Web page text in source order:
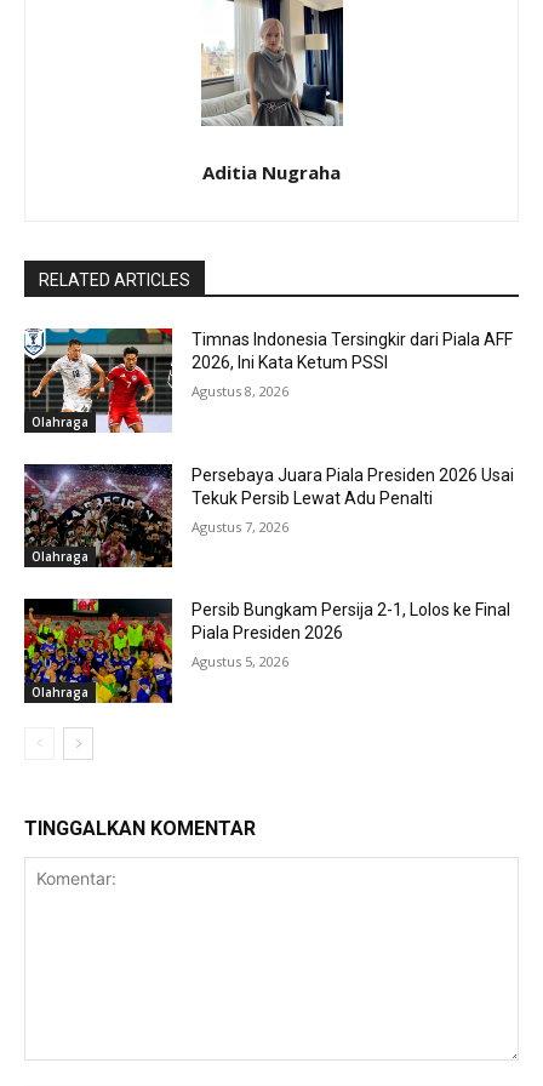
Aditia Nugraha
RELATED ARTICLES
Olahraga
Timnas Indonesia Tersingkir dari Piala AFF
2026, Ini Kata Ketum PSSI
Agustus 8, 2026
Olahraga
Persebaya Juara Piala Presiden 2026 Usai
Tekuk Persib Lewat Adu Penalti
Agustus 7, 2026
Olahraga
Persib Bungkam Persija 2-1, Lolos ke Final
Piala Presiden 2026
Agustus 5, 2026
TINGGALKAN KOMENTAR